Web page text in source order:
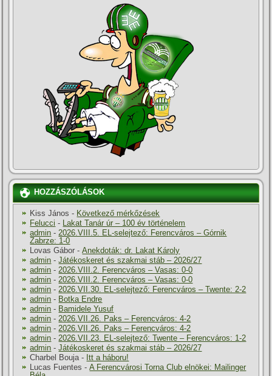
HOZZÁSZÓLÁSOK
Kiss János - Következő mérkőzések
Felucci - Lakat Tanár úr – 100 év történelem
admin -2026.VIII.5. EL-selejtező: Ferencváros – Górnik
Zabrze: 1-0
Lovas Gábor -Anekdoták: dr. Lakat Károly
admin -Játékoskeret és szakmai stáb – 2026/27
admin -2026.VIII.2. Ferencváros – Vasas: 0-0
admin -2026.VIII.2. Ferencváros – Vasas: 0-0
admin -2026.VII.30. EL-selejtező: Ferencváros – Twente: 2-2
admin - Botka Endre
admin - Bamidele Yusuf
admin -2026.VII.26. Paks – Ferencváros: 4-2
admin -2026.VII.26. Paks – Ferencváros: 4-2
admin -2026.VII.23. EL-selejtező: Twente – Ferencváros: 1-2
admin -Játékoskeret és szakmai stáb – 2026/27
Charbel Bouja- Itt a háboru!
Lucas Fuentes -A Ferencvárosi Torna Club elnökei: Mailinger